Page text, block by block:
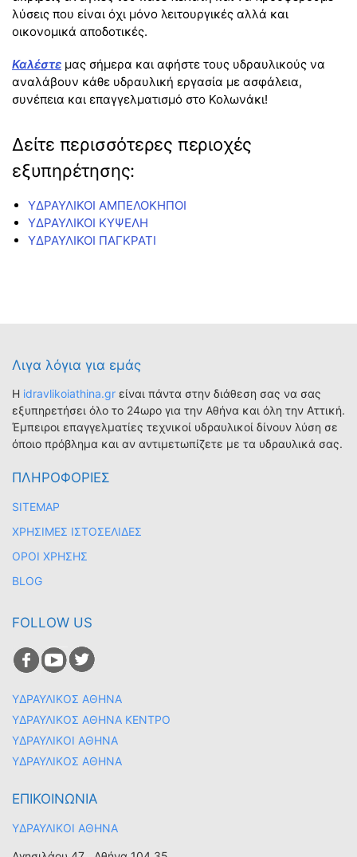
λύσεις που είναι όχι μόνο λειτουργικές αλλά και
οικονομικά αποδοτικές.
Καλέστε μας σήμερα και αφήστε τους υδραυλικούς να
αναλάβουν κάθε υδραυλική εργασία με ασφάλεια,
συνέπεια και επαγγελματισμό στο Κολωνάκι!
Δείτε περισσότερες περιοχές
εξυπηρέτησης:
ΥΔΡΑΥΛΙΚΟΙ ΑΜΠΕΛΟΚΗΠΟΙ
ΥΔΡΑΥΛΙΚΟΙ ΚΥΨΕΛΗ
ΥΔΡΑΥΛΙΚΟΙ ΠΑΓΚΡΑΤΙ
Λιγα λόγια για εμάς
Η idravlikoiathina.gr είναι πάντα στην διάθεση σας να σας
εξυπηρετήσει όλο το 24ωρο για την Αθήνα και όλη την Αττική.
Έμπειροι επαγγελματίες τεχνικοί υδραυλικοί δίνουν λύση σε
όποιο πρόβλημα και αν αντιμετωπίζετε με τα υδραυλικά σας.
ΠΛΗΡΟΦΟΡΙΕΣ
SITEMAP
ΧΡΗΣΙΜΕΣ ΙΣΤΟΣΕΛΙΔΕΣ
ΟΡΟΙ ΧΡΗΣΗΣ
BLOG
FOLLOW US
ΥΔΡΑΥΛΙΚΟΣ ΑΘΗΝΑ
ΥΔΡΑΥΛΙΚΟΣ ΑΘΗΝΑ ΚΕΝΤΡΟ
ΥΔΡΑΥΛΙΚΟΙ ΑΘΗΝΑ
ΥΔΡΑΥΛΙΚΟΣ ΑΘΗΝΑ
ΕΠΙΚΟΙΝΩΝΙΑ
ΥΔΡΑΥΛΙΚΟΙ ΑΘΗΝΑ